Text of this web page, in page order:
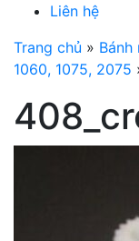
Liên hệ
Trang chủ »
1060, 1075, 2075